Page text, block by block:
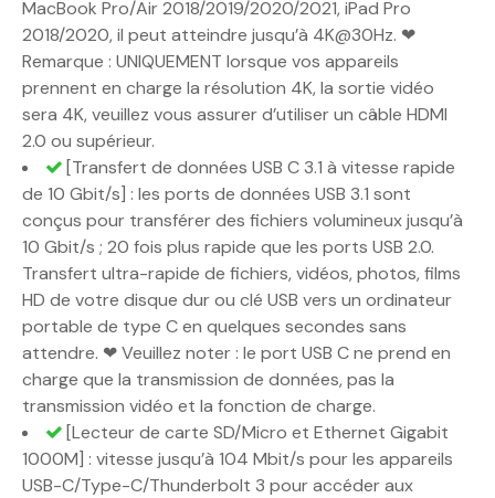
MacBook Pro/Air 2018/2019/2020/2021, iPad Pro
2018/2020, il peut atteindre jusqu’à 4K@30Hz. ❤
Remarque : UNIQUEMENT lorsque vos appareils
prennent en charge la résolution 4K, la sortie vidéo
sera 4K, veuillez vous assurer d’utiliser un câble HDMI
2.0 ou supérieur.
[Transfert de données USB C 3.1 à vitesse rapide
de 10 Gbit/s] : les ports de données USB 3.1 sont
conçus pour transférer des fichiers volumineux jusqu’à
10 Gbit/s ; 20 fois plus rapide que les ports USB 2.0.
Transfert ultra-rapide de fichiers, vidéos, photos, films
HD de votre disque dur ou clé USB vers un ordinateur
portable de type C en quelques secondes sans
attendre. ❤ Veuillez noter : le port USB C ne prend en
charge que la transmission de données, pas la
transmission vidéo et la fonction de charge.
[Lecteur de carte SD/Micro et Ethernet Gigabit
1000M] : vitesse jusqu’à 104 Mbit/s pour les appareils
USB-C/Type-C/Thunderbolt 3 pour accéder aux